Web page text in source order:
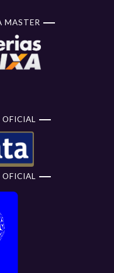
MASTER
OFICIAL
OFICIAL